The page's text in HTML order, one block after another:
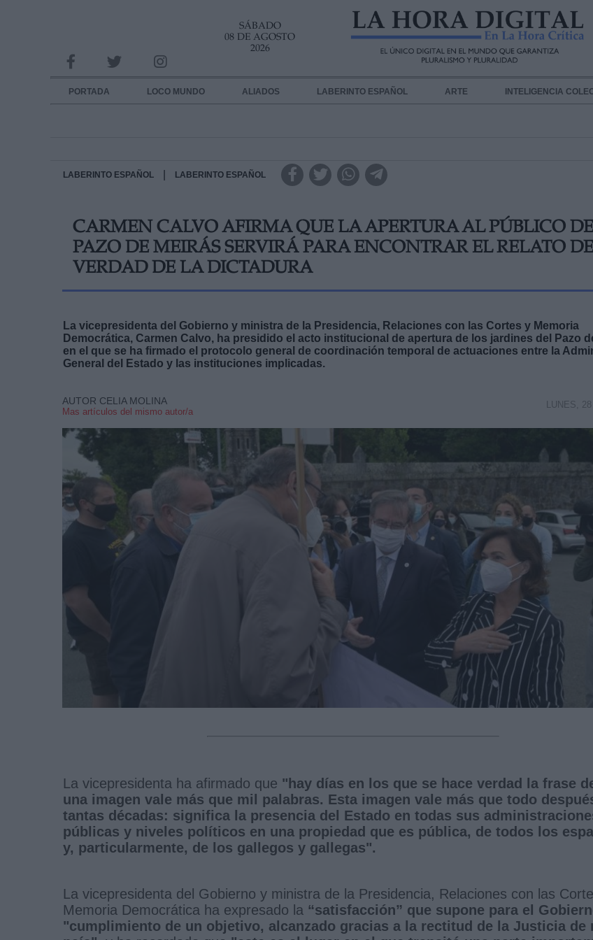
SÁBADO
08 DE AGOSTO
2026
PORTADA LOCO MUNDO ALIADOS LABERINTO ESPAÑOL ARTE INTELIGENCIA
LABERINTO ESPAÑOL LABERINTO ESPAÑOL
CARMEN CALVO AFIRMA QUE LA APERTURA AL PÚBLICO
PAZO DE MEIRÁS SERVIRÁ PARA ENCONTRAR EL RELATO
VERDAD DE LA DICTADURA
La vicepresidenta del Gobierno y ministra de la Presidencia, Relaciones con las Cortes y Memoria
Democrática, Carmen Calvo, ha presidido el acto institucional de apertura de los jardines del Pazo
en el que se ha firmado el protocolo general de coordinación temporal de actuaciones entre la
General del Estado y las instituciones implicadas.
AUTOR CELIA MOLINA
Mas artículos del mismo autor/a
LUNES,
La vicepresidenta ha afirmado que "hay días en los que se hace verdad la frase
una imagen vale más que mil palabras. Esta imagen vale más que todo
tantas décadas: significa la presencia del Estado en todas sus
públicas y niveles políticos en una propiedad que es pública, de todos los
y, particularmente, de los gallegos y gallegas".
La vicepresidenta del Gobierno y ministra de la Presidencia, Relaciones con las
Memoria Democrática ha expresado la “satisfacción” que supone para el
"cumplimiento de un objetivo, alcanzado gracias a la rectitud de la Justicia de
INFORMACION SOBRE LA PROTECCIÓN DE TUS DATOS
Responsable:
Destinatarios:
link
Información adicional
link